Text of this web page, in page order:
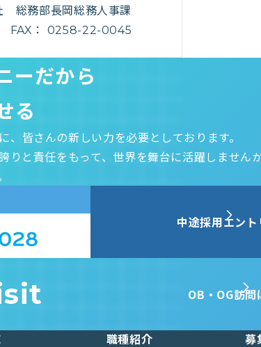
総務部長岡総務人事課
FAX： 0258-22-0045
ーだから
る
皆さんの新しい力を必要としております。
りと責任をもって、世界を舞台に活躍しません
中途採用エント
OB・OG訪問
職種紹介
募